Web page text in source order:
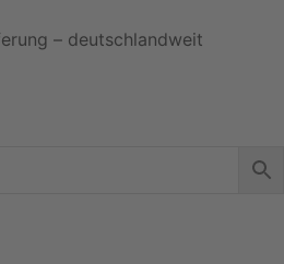
– deutschlandweit